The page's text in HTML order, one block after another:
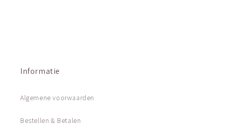
Informatie
Algemene voorwaarden
Bestellen & Betalen